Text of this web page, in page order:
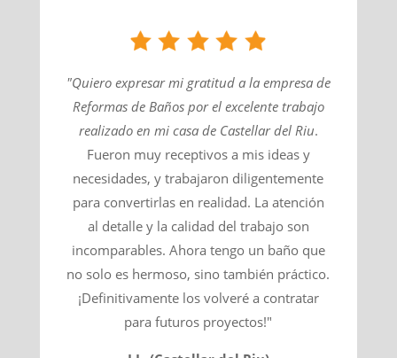
"Quiero expresar mi gratitud a la empresa de
Reformas de Baños por el excelente trabajo
realizado en mi casa de Castellar del Riu​.
Fueron muy receptivos a mis ideas y
necesidades, y trabajaron diligentemente
para convertirlas en realidad. La atención
al detalle y la calidad del trabajo son
incomparables. Ahora tengo un baño que
no solo es hermoso, sino también práctico.
¡Definitivamente los volveré a contratar
para futuros proyectos!"